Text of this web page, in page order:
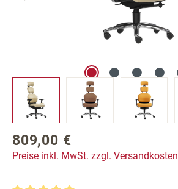
Regulärer Preis:
809,00 €
Preise inkl. MwSt. zzgl. Versandkosten